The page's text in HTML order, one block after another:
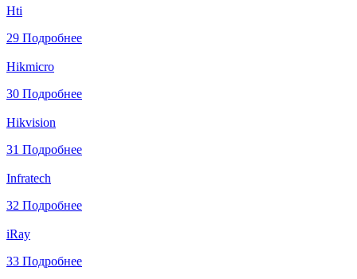
Hti
29 Подробнее
Hikmicro
30 Подробнее
Hikvision
31 Подробнее
Infratech
32 Подробнее
iRay
33 Подробнее